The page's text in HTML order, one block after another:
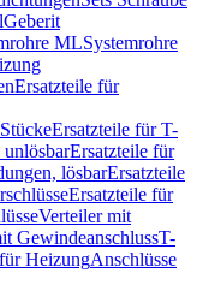
Geberit
MLSystemrohre
Ersatzteile für
Ersatzteile für T-
unlösbarErsatzteile für
lösbarErsatzteile
Ersatzteile für
Verteiler mit
GewindeanschlussT-
HeizungAnschlüsse